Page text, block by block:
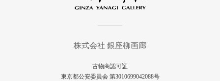
株式会社 銀座柳画廊
古物商認可証
東京都公安委員会 第3010699042088号